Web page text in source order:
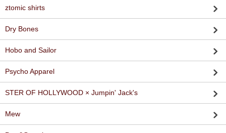
ztomic shirts
Dry Bones
Hobo and Sailor
Psycho Apparel
STER OF HOLLYWOOD × Jumpin' Jack's
Mew